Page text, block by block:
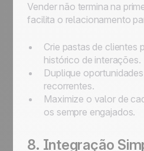
Vender não termina na
facilita o relacionamento
Crie pastas de clientes
histórico de interações.
Duplique
recorrentes.
Maximize o valor de
os sempre engajados.
8. Integração